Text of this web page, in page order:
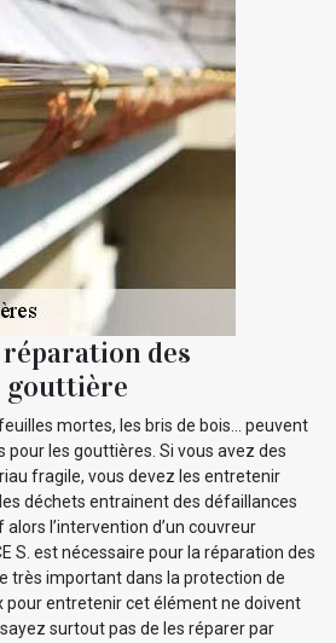
des
gouttière
mortes, les bris de bois… peuvent
les gouttières. Si vous avez des
fragile, vous devez les entretenir
déchets entrainent des défaillances
l’intervention d’un couvreur
S. est nécessaire pour la réparation des
très important dans la protection de
pour entretenir cet élément ne doivent
surtout pas de les réparer par